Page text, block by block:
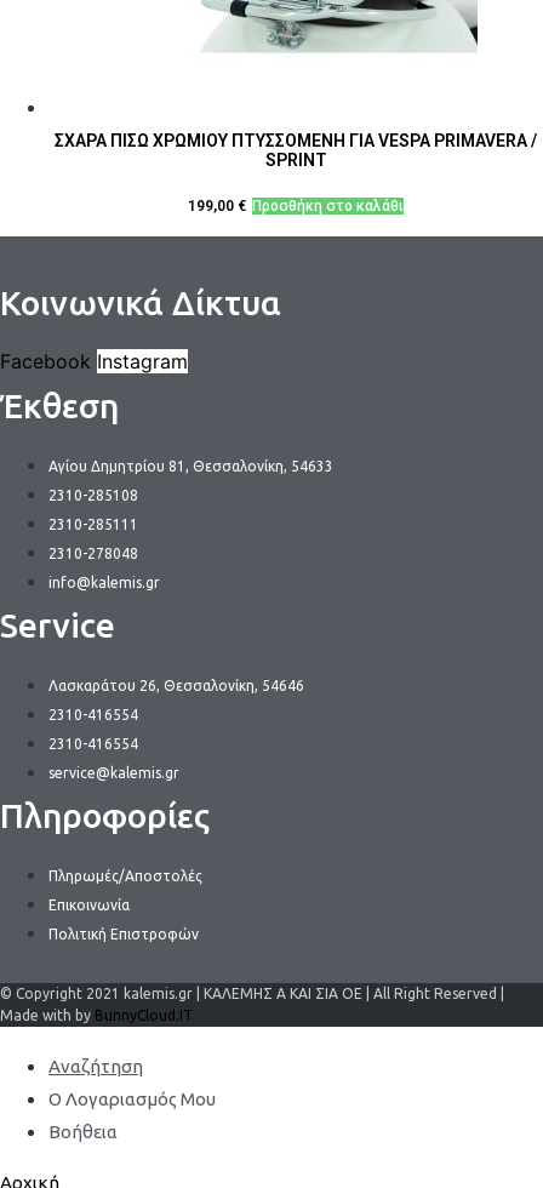
ΣΧΑΡΑ ΠΙΣΩ ΧΡΩΜΙΟΥ ΠΤΥΣΣΟΜΕΝΗ ΓΙΑ VESPA PRIMAVERA /
SPRINT
199,00 € Προσθήκη στο καλάθι
Κοινωνικά Δίκτυα
Facebook Instagram
Έκθεση
Αγίου Δημητρίου 81, Θεσσαλονίκη, 54633
2310-285108
2310-285111
2310-278048
info@kalemis.gr
Service
Λασκαράτου 26, Θεσσαλονίκη, 54646
2310-416554
2310-416554
service@kalemis.gr
Πληροφορίες
Πληρωμές/Αποστολές
Επικοινωνία
Πολιτική Επιστροφών
© Copyright 2021 kalemis.gr | ΚΑΛΕΜΗΣ Α ΚΑΙ ΣΙΑ ΟΕ | All Right Reserved |
Made with by BunnyCloud.IT
Αναζήτηση
Ο Λογαριασμός Μου
Βοήθεια
Αρχική